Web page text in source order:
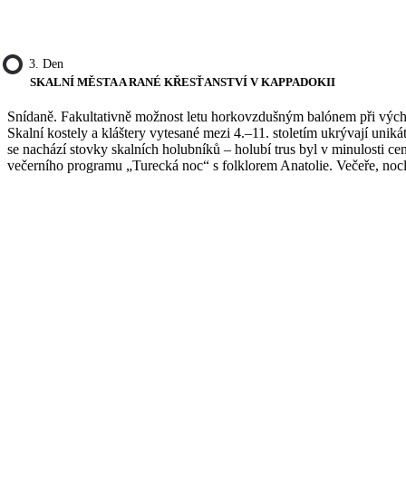
3. Den
SKALNÍ MĚSTA A RANÉ KŘESŤANSTVÍ V KAPPADOKII
Snídaně. Fakultativně možnost letu horkovzdušným balónem při
Skalní kostely a kláštery vytesané mezi 4.–11. stoletím ukrývají
se nachází stovky skalních holubníků – holubí trus byl v minulosti
večerního programu „Turecká noc“ s folklorem Anatolie. Večeře,